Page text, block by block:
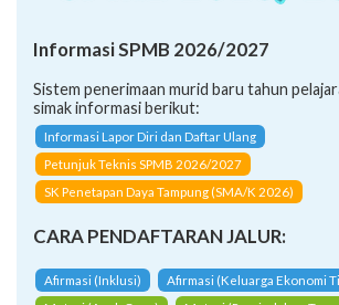
Informasi SPMB 2026/2027
Sistem penerimaan murid baru tahun
simak informasi berikut:
Informasi Lapor Diri dan Daftar Ulang
Petunjuk Teknis SPMB 2026/2027
SK Penetapan Daya Tampung (SMA/K 2026)
CARA PENDAFTARAN JALUR:
Afirmasi (Inklusi)
Afirmasi (Keluarga Ekonomi